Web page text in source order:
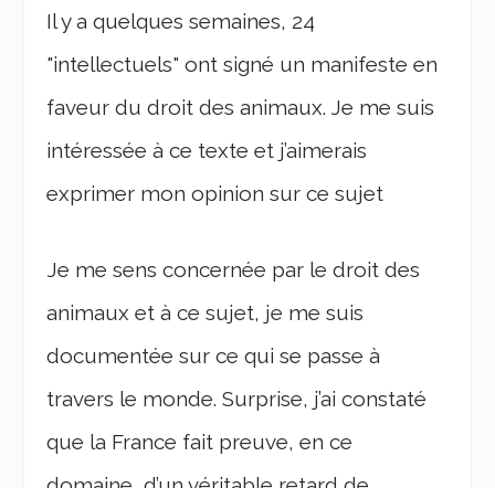
Il y a quelques semaines, 24
"intellectuels" ont signé un manifeste en
faveur du droit des animaux. Je me suis
intéressée à ce texte et j’aimerais
exprimer mon opinion sur ce sujet
Je me sens concernée par le droit des
animaux et à ce sujet, je me suis
documentée sur ce qui se passe à
travers le monde. Surprise, j’ai constaté
que la France fait preuve, en ce